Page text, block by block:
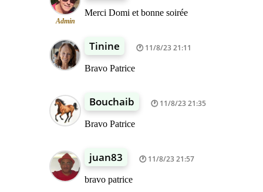
Admin
Merci Domi et bonne soirée
Tinine 11/8/23 21:11
Bravo Patrice
Bouchaib 11/8/23 21:35
Bravo Patrice
juan83 11/8/23 21:57
bravo patrice